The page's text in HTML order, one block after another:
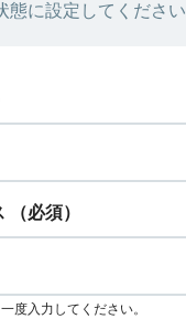
態に設定してください
（必須）
度入力してください。